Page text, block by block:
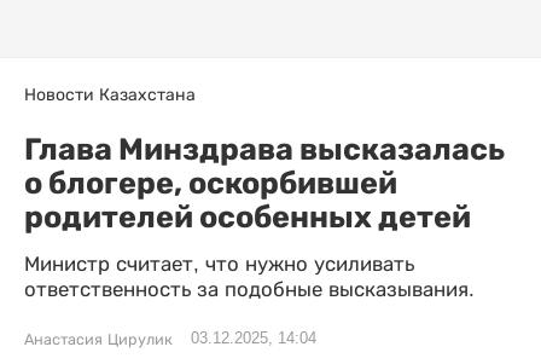
Новости Казахстана
Глава Минздрава высказалась
о блогере, оскорбившей
родителей особенных детей
Министр считает, что нужно усиливать
ответственность за подобные высказывания.
Анастасия Цирулик 03.12.2025, 14:04